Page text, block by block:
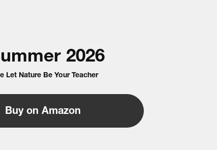
2026
Let Nature Be Your Teacher
Buy on Amazon